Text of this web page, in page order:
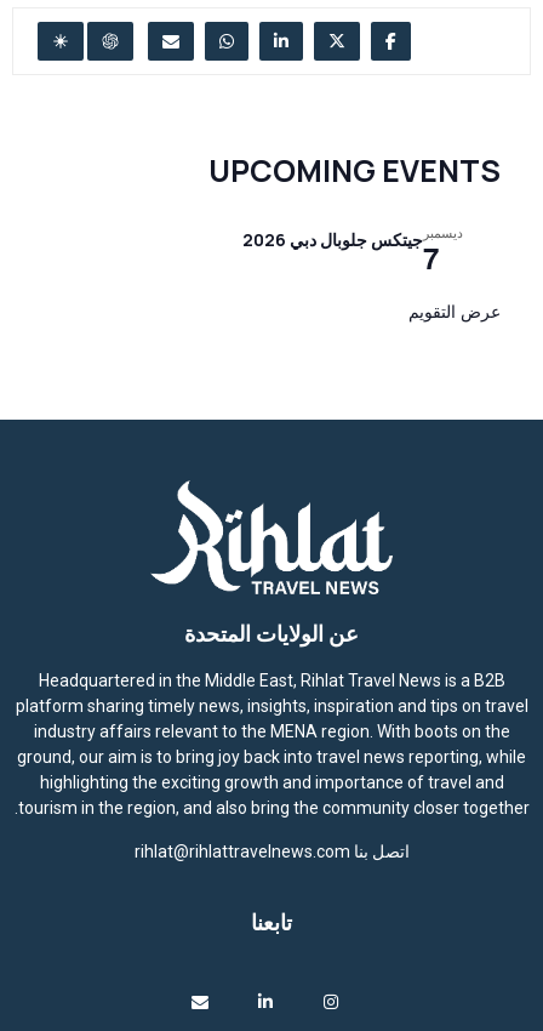
UPCOMING EVENTS
ديسمبر
7جيتكس جلوبال دبي 2026
عرض التقويم
عن الولايات المتحدة
Headquartered in the Middle East, Rihlat Travel News is a B2B
platform sharing timely news, insights, inspiration and tips on travel
industry affairs relevant to the MENA region. With boots on the
ground, our aim is to bring joy back into travel news reporting, while
highlighting the exciting growth and importance of travel and
tourism in the region, and also bring the community closer together.
اتصل بنا rihlat@rihlattravelnews.com
تابعنا